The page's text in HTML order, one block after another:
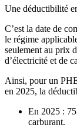
Une déductibilité
C’est la date de
le régime
seulement au prix
d’électricité et de
Ainsi, pour un
en 2025, la
En 2025 :
carburant.